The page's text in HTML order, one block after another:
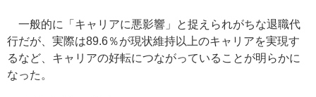
一般的に「キャリアに悪影響」と捉えられがちな退職代
行だが、実際は89.6％が現状維持以上のキャリアを実現す
るなど、キャリアの好転につながっていることが明らかに
なった。